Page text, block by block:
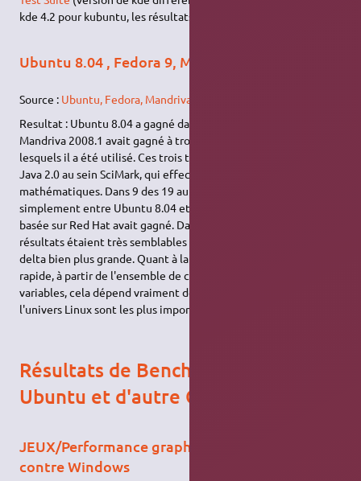
kde 4.2 pour kubuntu, les résultats peuvent être faussés)
Ubuntu 8.04 , Fedora 9, Mandriva 2008
Source : Ubuntu, Fedora, Mandriva Performance Compared
Resultat : Ubuntu 8.04 a gagné dans 14 des 28 épreuves.
Mandriva 2008.1 avait gagné à trois des neuf essais pour
lesquels il a été utilisé. Ces trois tests ont tous été basés sur
Java 2.0 au sein SciMark, qui effectue des calculs
mathématiques. Dans 9 des 19 autres tests qui ont été
simplement entre Ubuntu 8.04 et Fedora 9, la distribution
basée sur Red Hat avait gagné. Dans beaucoup de ces essais, les
résultats étaient très semblables dans d'autres, il y avait un
delta bien plus grande. Quant à la distribution qui est le plus
rapide, à partir de l'ensemble de ces essais et leurs résultats
variables, cela dépend vraiment de quelles besoin dans
l'univers Linux sont les plus importantes pour vous.
Résultats de Benchmark entre
Ubuntu et d'autre OS propriétaires
JEUX/Performance graphique : Ubuntu 10.04
contre Windows